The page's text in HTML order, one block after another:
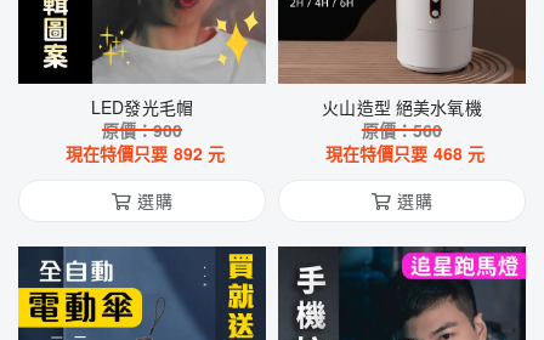
LED發光毛帽
原價：900
現在特價只要 892 元
選購
火山造型 絕美水氧機
原價：560
現在特價只要 468 元
選購